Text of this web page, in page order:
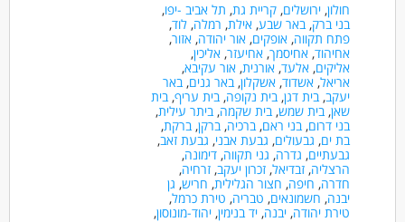
חולון,ירושלים,קריית גת, תל אביב -יפו,
בני ברק,באר שבע,אילת, רמלה,לוד,
פתח תקווה,אופקים,אור יהודה,אזור,
אחיהוד,אחיסמך,אחיעזר,אליכין,
אליקים,אלעד,אורנית,אור עקיבא,
אריאל,אשדוד,אשקלון,באר גנים,באר
יעקב,בית דגן,בית נקופה,בית עריף,בית
שאן,בית שמש,בית שקמה,ביתר עילית,
בני דרום,בני ראם,ברכיה,ברקן,ברקת,
בת ים, גבעולים, גבעת אבני, גבעת זאב,
גבעתיים, גדרה, גני תקווה,דימונה,
הרצליה,זבדיאל,זכרון יעקב,זרחיה,
חדרה, חיפה, חצור הגלילית, חריש, גן
יבנה, חשמונאים, טבריה, טירת כרמל,
טירת יהודה,יבנה,יד בנימין,יהוד-מונוסון,